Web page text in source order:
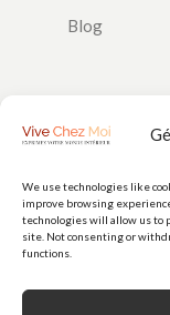
We use technologies like
improve browsing
technologies will allow us to
site. Not consenting or
functions.
Blog